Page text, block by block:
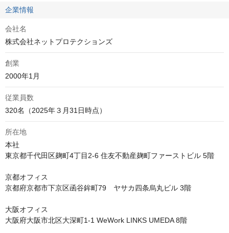
企業情報
会社名
株式会社ネットプロテクションズ
創業
2000年1月
従業員数
320名（2025年３月31日時点）
所在地
本社
東京都千代田区麹町4丁目2-6 住友不動産麹町ファーストビル 5階
京都オフィス
京都府京都市下京区函谷鉾町79　ヤサカ四条烏丸ビル 3階
大阪オフィス
大阪府大阪市北区大深町1-1 WeWork LINKS UMEDA 8階